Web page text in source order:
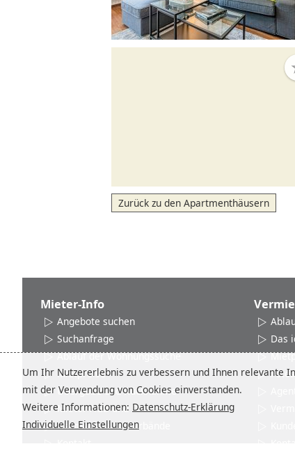
Zurück zu den Apartmenthäusern
Mieter-Info
Angebote suchen
Suchanfrage
Ablauf der Wohnungssuche
Mietpreise
Übergabe und Rücknahme
Mieter-AGB und Datenschutz
Netzwerke und Verbände
Das
Um Ihr Nutzererlebnis zu verbessern und Ihnen relevante
mit der Verwendung von Cookies einverstanden.
Weitere Informationen: Datenschutz-Erklärung
Individuelle Einstellungen